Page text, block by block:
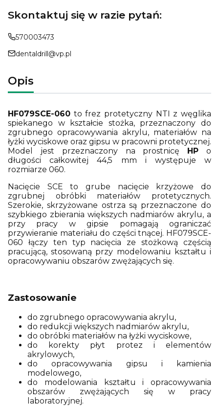
Skontaktuj się w razie pytań:
570003473
dentaldrill@vp.pl
Opis
HF079SCE-060 to frez protetyczny NTI z węglika
spiekanego w kształcie stożka, przeznaczony do
zgrubnego opracowywania akrylu, materiałów na
łyżki wyciskowe oraz gipsu w pracowni protetycznej.
Model jest przeznaczony na prostnicę
HP o
długości całkowitej 44,5 mm i występuje w
rozmiarze 060.
Nacięcie SCE to grube nacięcie krzyżowe do
zgrubnej obróbki materiałów protetycznych.
Szerokie, skrzyżowane ostrza są przeznaczone do
szybkiego zbierania większych nadmiarów akrylu, a
przy pracy w gipsie pomagają ograniczać
przywieranie materiału do części tnącej. HF079SCE-
060 łączy ten typ nacięcia ze stożkową częścią
pracującą, stosowaną przy modelowaniu kształtu i
opracowywaniu obszarów zwężających się.
Zastosowanie
do zgrubnego opracowywania akrylu,
do redukcji większych nadmiarów akrylu,
do obróbki materiałów na łyżki wyciskowe,
do korekty płyt protez i elementów
akrylowych,
do opracowywania gipsu i kamienia
modelowego,
do modelowania kształtu i opracowywania
obszarów zwężających się w pracy
laboratoryjnej.